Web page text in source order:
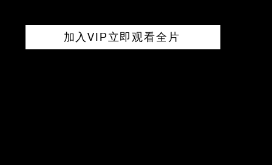
加入VIP立即观看全片